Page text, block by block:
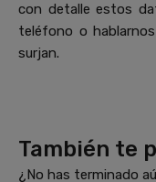
con detalle estos
teléfono o
surjan.
También te
¿No has terminado